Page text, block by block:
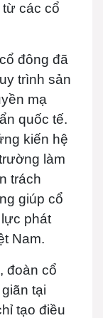
các cổ
đông đã
trình sản
mạ
quốc tế.
kiến hệ
làm
trách
giúp cổ
phát
Nam.
đoàn cổ
tại
tạo điều